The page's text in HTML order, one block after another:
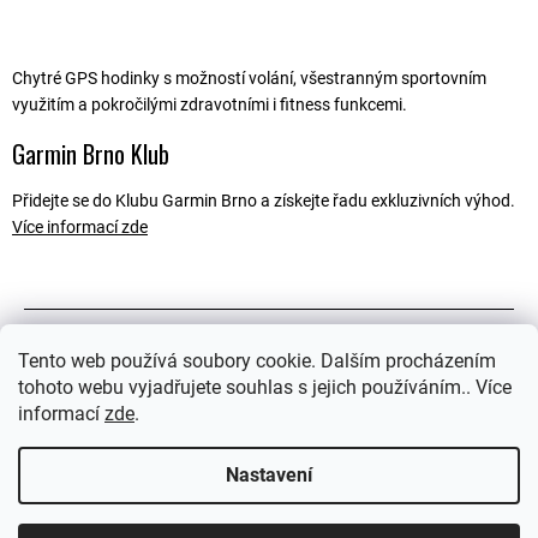
Tento web používá soubory cookie. Dalším procházením
tohoto webu vyjadřujete souhlas s jejich používáním.. Více
informací zde.
Nastavení
Chytré GPS hodinky s možností volání, všestranným sportovním
využitím a pokročilými zdravotními i fitness funkcemi.
Garmin Brno Klub
Přidejte se do Klubu Garmin Brno a získejte řadu exkluzivních výhod.
Více informací zde
Související soubory (2)